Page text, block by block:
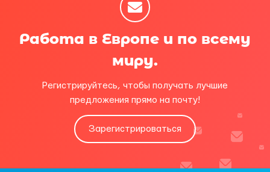
Работа в Европе и по всему
миру.
Регистрируйтесь, чтобы получать лучшие
предложения прямо на почту!
Зарегистрироваться